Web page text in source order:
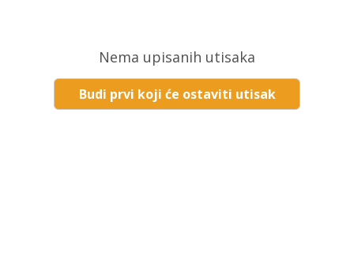
Nema upisanih utisaka
Budi prvi koji će ostaviti utisak